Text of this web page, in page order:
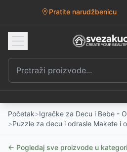
Pratite narudžbenicu
Početak>Igračke za Decu i Bebe -
>Puzzle za decu i odrasle Makete i
← Pogledaj sve proizvode u